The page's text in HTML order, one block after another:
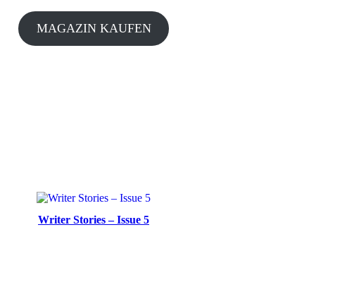
MAGAZIN KAUFEN
Writer Stories – Issue 5